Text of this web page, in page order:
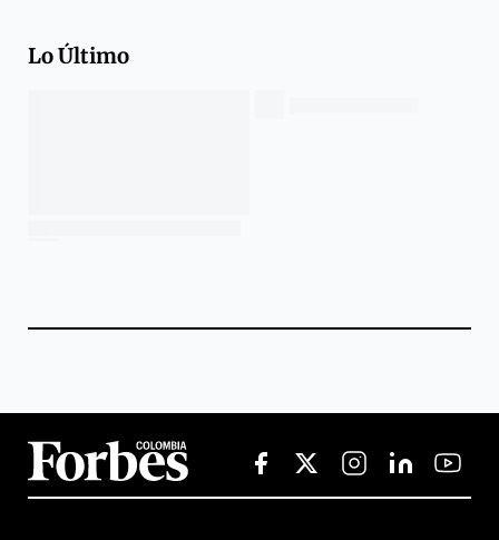
Lo Último